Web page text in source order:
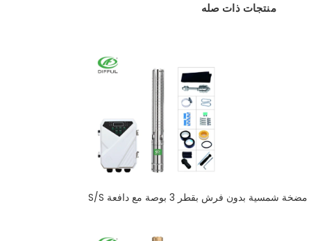
منتجات ذات صله
مضخة شمسية بدون فرش بقطر 3 بوصة مع دافعة S/S